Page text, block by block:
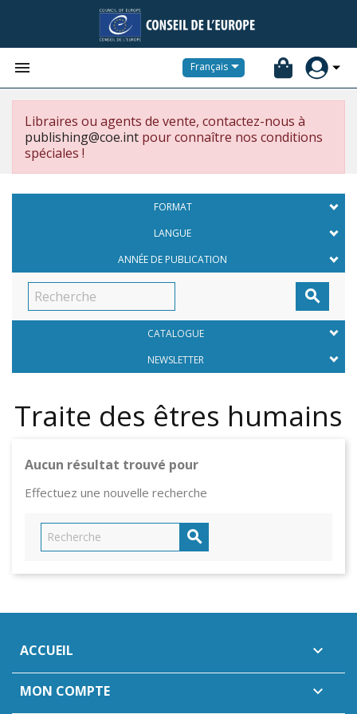
 Français
Libraires ou agents de vente, contactez-nous à
publishing@coe.int pour connaître nos conditions
spéciales !
FORMAT
LANGUE
ANNÉE DE PUBLICATION

CATALOGUE
NEWSLETTER
Traite des êtres humains
Aucun résultat trouvé pour
Effectuez une nouvelle recherche

ACCUEIL 
MON COMPTE 